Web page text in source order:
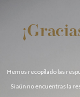
Hemos recopilado las
Si aún no encuentras la